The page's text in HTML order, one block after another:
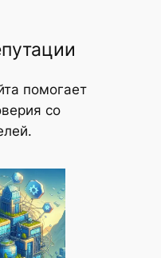
помогает
со